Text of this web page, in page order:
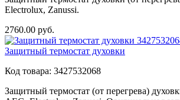
Electrolux, Zanussi.
2760.00 руб.
Защитный термостат духовки
Код товара: 3427532068
Защитный термостат (от перегрева)